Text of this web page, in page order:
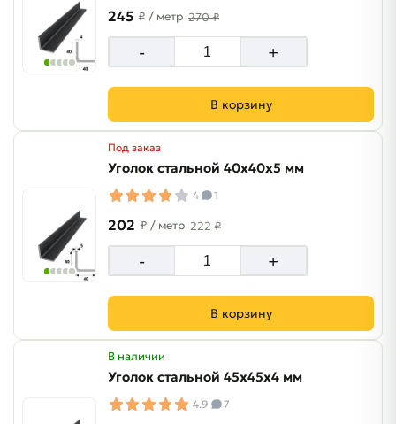
245 ₽ / метр 270 ₽
- +
В корзину
Под заказ
Уголок стальной 40х40х5 мм
4 1
202 ₽ / метр 222 ₽
- +
В корзину
В наличии
Уголок стальной 45х45х4 мм
4.9 7